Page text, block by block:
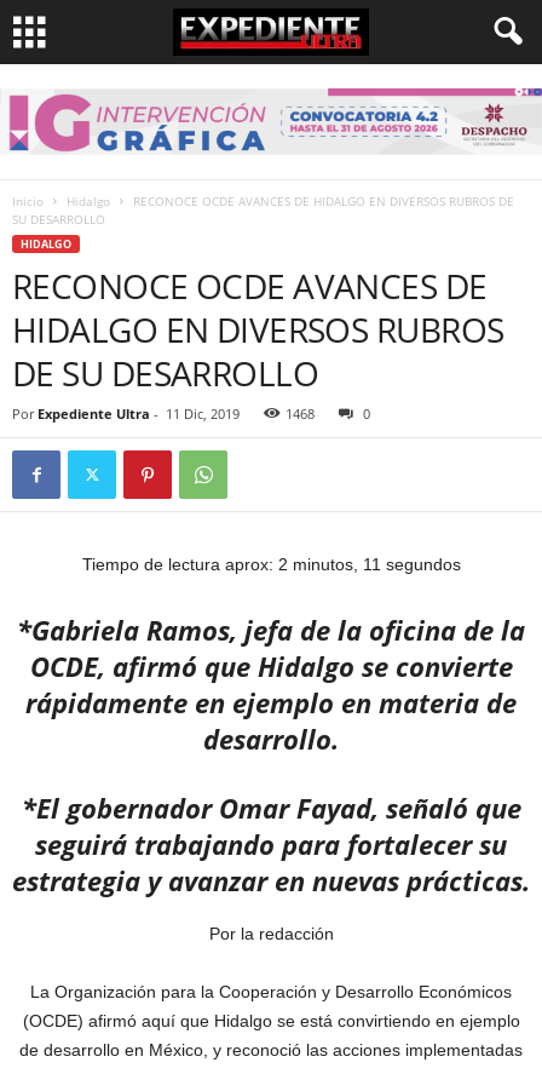
Inicio Hidalgo
RECONOCE OCDE AVANCES DE HIDALGO EN DIVERSOS RUBROS DE
SU DESARROLLO
HIDALGO
RECONOCE OCDE AVANCES DE
HIDALGO EN DIVERSOS RUBROS
DE SU DESARROLLO
Por Expediente Ultra - 11 Dic, 2019 1468 0
Tiempo de lectura aprox: 2 minutos, 11 segundos
*Gabriela Ramos, jefa de la oficina de la
OCDE, afirmó que Hidalgo se convierte
rápidamente en ejemplo en materia de
desarrollo.
*El gobernador Omar Fayad, señaló que
seguirá trabajando para fortalecer su
estrategia y avanzar en nuevas prácticas.
Por la redacción
La Organización para la Cooperación y Desarrollo Económicos
(OCDE) afirmó aquí que Hidalgo se está convirtiendo en ejemplo
de desarrollo en México, y reconoció las acciones implementadas